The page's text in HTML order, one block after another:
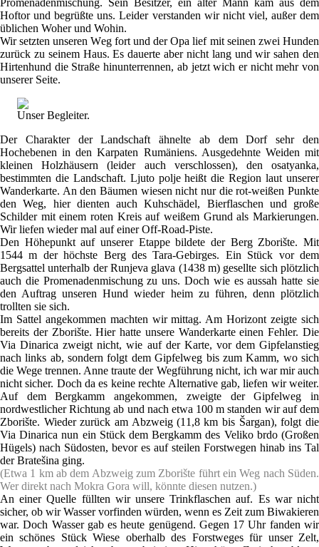
Promenadenmischung. Sein Besitzer, ein alter Mann kam aus dem
Hoftor und begrüßte uns. Leider verstanden wir nicht viel, außer dem
üblichen Woher und Wohin.
Wir setzten unseren Weg fort und der Opa lief mit seinen zwei Hunden
zurück zu seinem Haus. Es dauerte aber nicht lang und wir sahen den
Hirtenhund die Straße hinunterrennen, ab jetzt wich er nicht mehr von
unserer Seite.
Unser Begleiter.
Der Charakter der Landschaft ähnelte ab dem Dorf sehr den
Hochebenen in den Karpaten Rumäniens. Ausgedehnte Weiden mit
kleinen Holzhäusern (leider auch verschlossen), den osatyanka,
bestimmten die Landschaft. Ljuto polje heißt die Region laut unserer
Wanderkarte. An den Bäumen wiesen nicht nur die rot-weißen Punkte
den Weg, hier dienten auch Kuhschädel, Bierflaschen und große
Schilder mit einem roten Kreis auf weißem Grund als Markierungen.
Wir liefen wieder mal auf einer Off-Road-Piste.
Den Höhepunkt auf unserer Etappe bildete der Berg Zborište. Mit
1544 m der höchste Berg des Tara-Gebirges. Ein Stück vor dem
Bergsattel unterhalb der Runjeva glava (1438 m) gesellte sich plötzlich
auch die Promenadenmischung zu uns. Doch wie es aussah hatte sie
den Auftrag unseren Hund wieder heim zu führen, denn plötzlich
trollten sie sich.
Im Sattel angekommen machten wir mittag. Am Horizont zeigte sich
bereits der Zborište. Hier hatte unsere Wanderkarte einen Fehler. Die
Via Dinarica zweigt nicht, wie auf der Karte, vor dem Gipfelanstieg
nach links ab, sondern folgt dem Gipfelweg bis zum Kamm, wo sich
die Wege trennen. Anne traute der Wegführung nicht, ich war mir auch
nicht sicher. Doch da es keine rechte Alternative gab, liefen wir weiter.
Auf dem Bergkamm angekommen, zweigte der Gipfelweg in
nordwestlicher Richtung ab und nach etwa 100 m standen wir auf dem
Zborište. Wieder zurück am Abzweig (11,8 km bis Šargan), folgt die
Via Dinarica nun ein Stück dem Bergkamm des Veliko brdo (Großen
Hügels) nach Südosten, bevor es auf steilen Forstwegen hinab ins Tal
der Bratešina ging.
(Etwa 1 km ab dem Abzweig zum Zborište führt ein Weg nach Süden.
Wer direkt nach Mokra Gora will, könnte diesen nutzen.)
An einer Quelle füllten wir unsere Trinkflaschen auf. Es war nicht
sicher, ob wir Wasser vorfinden würden, wenn es Zeit zum Biwakieren
war. Doch Wasser gab es heute genügend. Gegen 17 Uhr fanden wir
ein schönes Stück Wiese oberhalb des Forstweges für unser Zelt,